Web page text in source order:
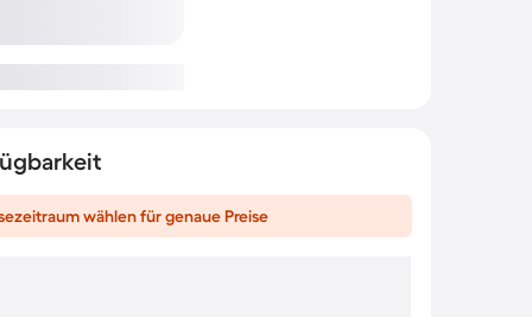
wählen für genaue Preise